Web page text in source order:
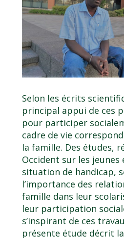
Selon les écrits
principal appui de ces
pour participer
cadre de vie
la famille. Des études,
Occident sur les jeunes
situation de handicap,
l’importance des
famille dans leur
leur participation
s’inspirant de ces
présente étude décrit